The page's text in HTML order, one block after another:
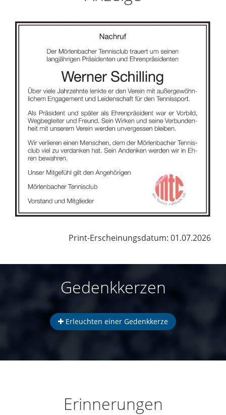
Print-Erscheinungsdatum: 01.07.2026
Gedenkkerzen
Erleuchten einer Gedenkkerze
Erinnerungen